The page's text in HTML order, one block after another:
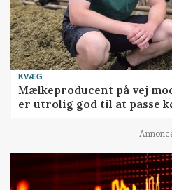
KVÆG
Mælkeproducent på vej
er utrolig god til at passe